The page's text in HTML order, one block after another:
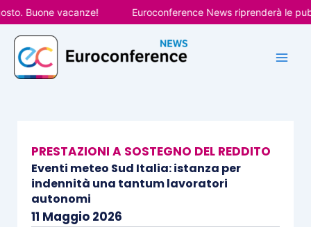
Vai
al
contenuto
vacanze! Euroconference News riprenderà le
PRESTAZIONI A SOSTEGNO DEL REDDITO
Eventi meteo Sud Italia: istanza per
indennità una tantum lavoratori
autonomi
11 Maggio 2026